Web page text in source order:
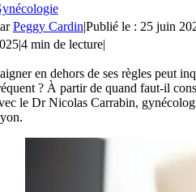
Peggy Cardin|Publié le : 25 juin
|4 min de lecture|
en dehors de ses règles peut
? À partir de quand faut-il
le Dr Nicolas Carrabin,